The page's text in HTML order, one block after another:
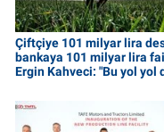
Çiftçiye 101 milyar lira
bankaya 101 milyar lira
Ergin Kahveci: "Bu yol yol